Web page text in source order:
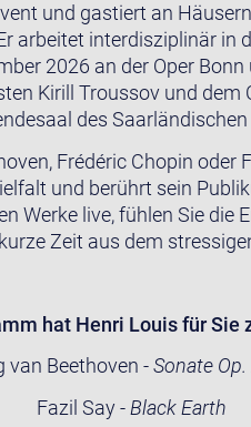
und gastiert an
arbeitet interdisziplinär in
2026 an der Oper
Kirill Troussov und dem
des
Frédéric Chopin oder
und berührt sein
Werke live, fühlen Sie die
Zeit aus dem
hat Henri Louis für
van Beethoven -Sonate Op.
Fazil Say - Black Earth